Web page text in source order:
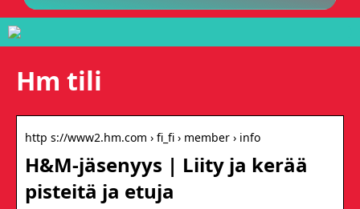
Hm tili
http s://www2.hm.com › fi_fi › member › info
H&M-jäsenyys | Liity ja kerää
pisteitä ja etuja